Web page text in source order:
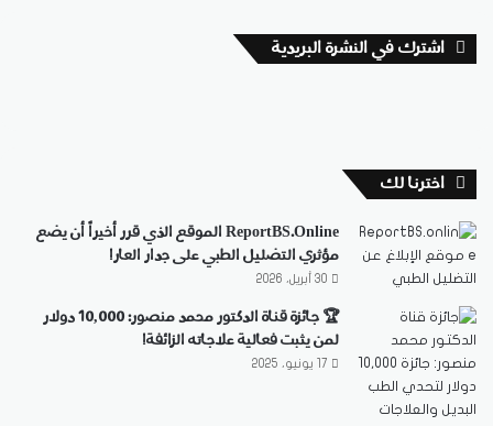
اشترك في النشرة البريدية
اخترنا لك
ReportBS.Online الموقع الذي قرر أخيراً أن يضع
مؤثري التضليل الطبي على جدار العار!
30 أبريل، 2026
🏆 جائزة قناة الدكتور محمد منصور: 10,000 دولار
لمن يثبت فعالية علاجاته الزائفة!
17 يونيو، 2025